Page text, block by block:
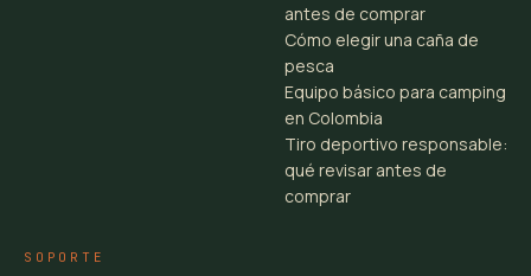
antes de comprar
Cómo elegir una caña de
pesca
Equipo básico para camping
en Colombia
Tiro deportivo responsable:
qué revisar antes de
comprar
SOPORTE